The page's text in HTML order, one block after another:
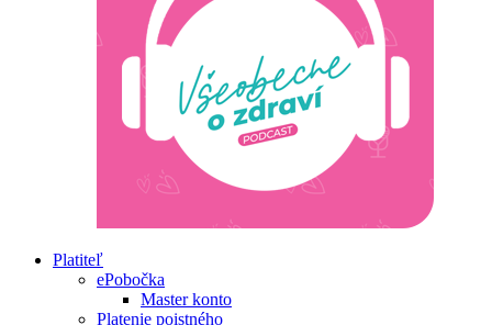
Platiteľ
ePobočka
Master konto
Platenie poistného